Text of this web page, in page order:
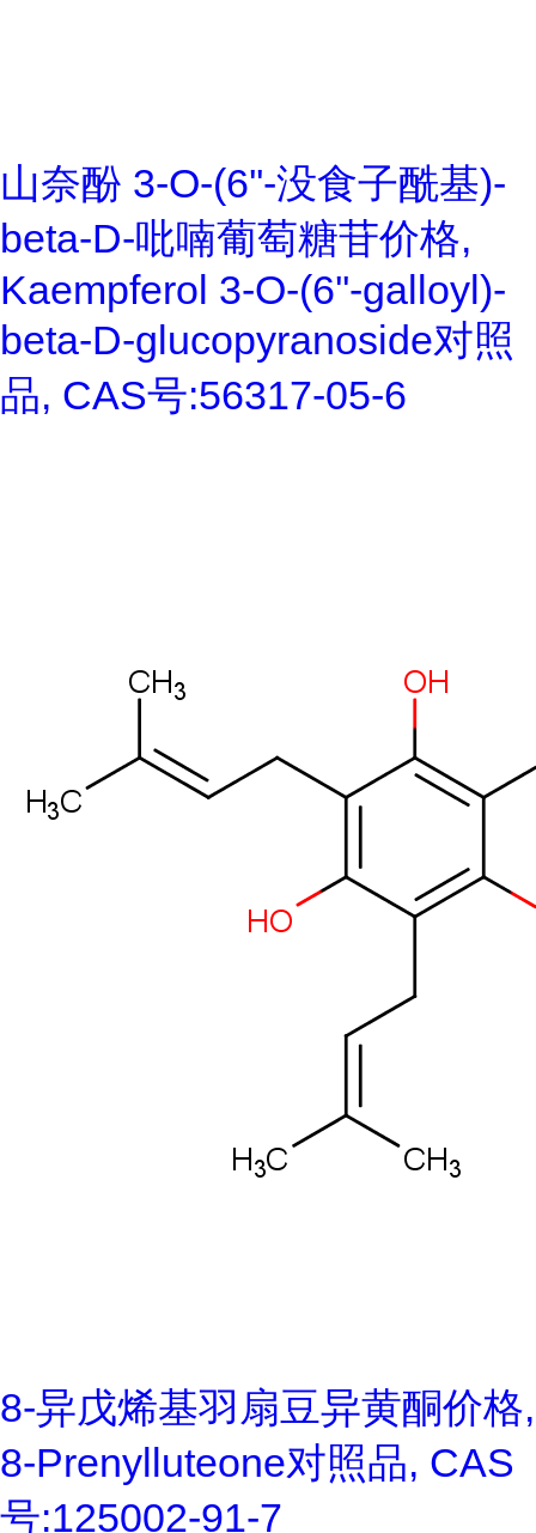
山奈酚 3-O-(6''-没食子酰基)-
beta-D-吡喃葡萄糖苷价格,
Kaempferol 3-O-(6''-galloyl)-
beta-D-glucopyranoside对照
品, CAS号:56317-05-6
8-异戊烯基羽扇豆异黄酮价格,
8-Prenylluteone对照品, CAS
号:125002-91-7